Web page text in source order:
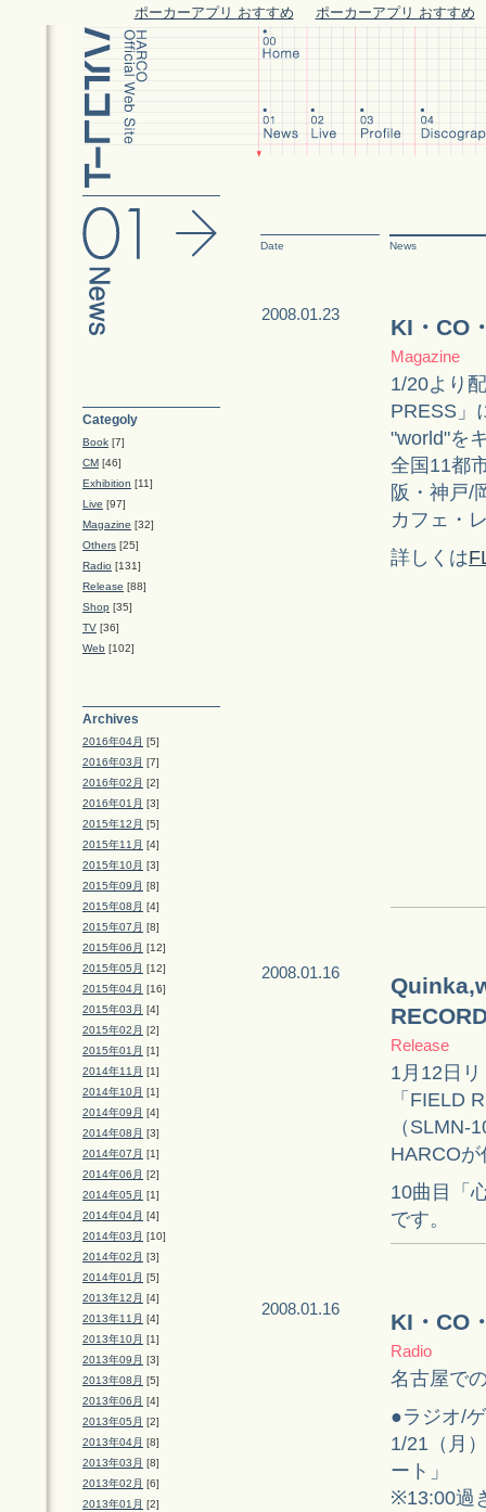
ポーカーアプリ おすすめ ポーカーアプリ おすすめ
Categoly
Book [7]
CM [46]
Exhibition [11]
Live [97]
Magazine [32]
Others [25]
Radio [131]
Release [88]
Shop [35]
TV [36]
Web [102]
Archives
2016年04月 [5]
2016年03月 [7]
2016年02月 [2]
2016年01月 [3]
2015年12月 [5]
2015年11月 [4]
2015年10月 [3]
2015年09月 [8]
2015年08月 [4]
2015年07月 [8]
2015年06月 [12]
2015年05月 [12]
2015年04月 [16]
2015年03月 [4]
2015年02月 [2]
2015年01月 [1]
2014年11月 [1]
2014年10月 [1]
2014年09月 [4]
2014年08月 [3]
2014年07月 [1]
2014年06月 [2]
2014年05月 [1]
2014年04月 [4]
2014年03月 [10]
2014年02月 [3]
2014年01月 [5]
2013年12月 [4]
2013年11月 [4]
2013年10月 [1]
2013年09月 [3]
2013年08月 [5]
2013年06月 [4]
2013年05月 [2]
2013年04月 [8]
2013年03月 [8]
2013年02月 [6]
2013年01月 [2]
Date News
2008.01.23
KI・CO
Magazine
1/20より
PRESS」
"world"を
全国11都
阪・神戸/
カフェ・
詳しくは
2008.01.16
Release
1月12日
「FIELD
（SLMN-
HARCO
10曲目「
です。
2008.01.16
KI・CO
Radio
名古屋で
●ラジオ/
1/21（月
ート」
※13:00過